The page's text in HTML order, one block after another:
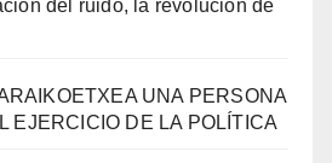
del ruido, la revolución de
UNA PERSONA
EJERCICIO DE LA POLÍTICA